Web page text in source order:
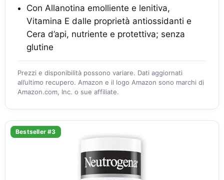
Con Allanotina emolliente e lenitiva,
Vitamina E dalle proprietà antiossidanti e
Cera d’api, nutriente e protettiva; senza
glutine
Prezzi e disponibilità possono variare. Dati aggiornati
all’ultimo recupero. Amazon e il logo Amazon sono marchi di
Amazon.com, Inc. o sue affiliate.
Bestseller #3